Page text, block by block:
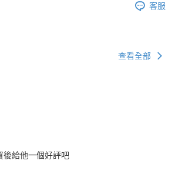
客服
查看全部
後給他一個好評吧